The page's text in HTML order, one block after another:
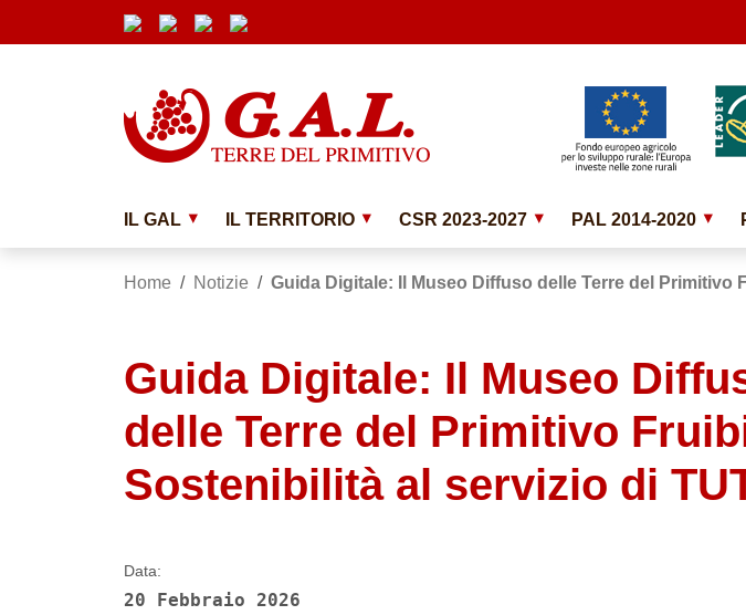
Vai ai contenuti
Vai al menu di navigazione
Submenu
IL GAL IL TERRITORIO CSR 2023-2027 PAL 2014-2020
Home / Notizie / Guida Digitale: Il Museo Diffuso delle Terre del Primitivo
Guida Digitale: Il Museo
delle Terre del Primitivo
Sostenibilità al servizio di
Data:
20 Febbraio 2026